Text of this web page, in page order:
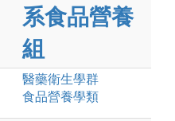
系食品營養
組
醫藥衛生學群
食品營養學類